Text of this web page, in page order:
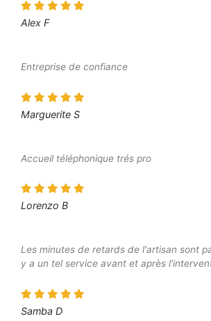
Alex F
Entreprise de confiance
Marguerite S
Accueil téléphonique trés pro
Lorenzo B
Les minutes de retards de l'artisan sont
y a un tel service avant et après
Samba D